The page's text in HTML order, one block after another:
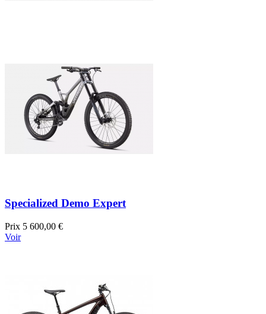
Specialized Demo Expert
Prix 5 600,00 €
Voir